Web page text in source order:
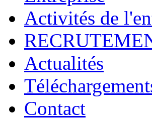
Activités de
Actualités
Contact